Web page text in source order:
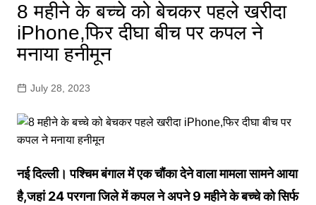
8 महीने के बच्चे को बेचकर पहले खरीदा
iPhone,फिर दीघा बीच पर कपल ने
मनाया हनीमून
July 28, 2023
नई दिल्ली। पश्चिम बंगाल में एक चौंका देने वाला मामला सामने आया
है,जहां 24 परगना जिले में कपल ने अपने 9 महीने के बच्चे को सिर्फ